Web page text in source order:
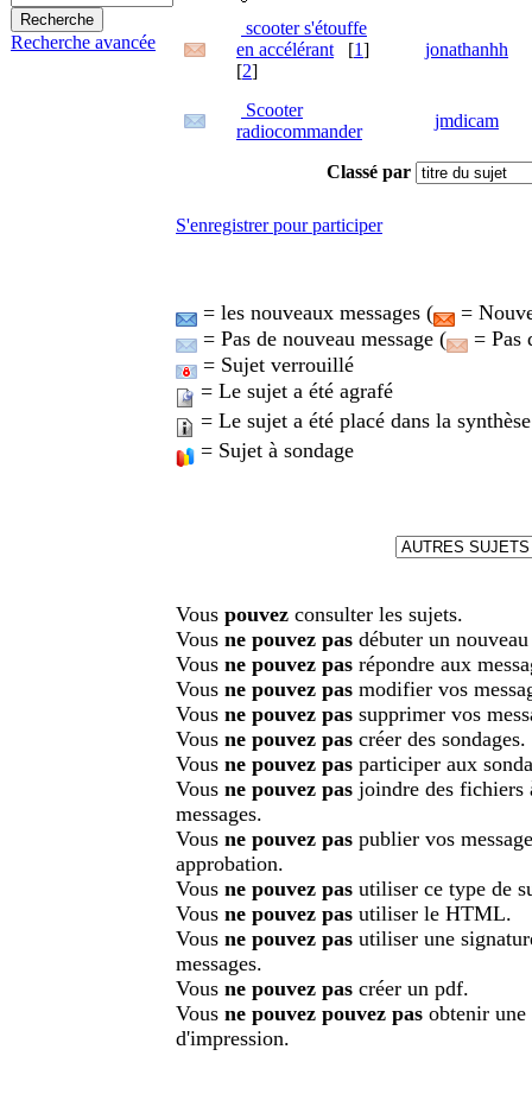
Recherche avancée
scooter s'étouffe
en accélérant [1]
[2]
jonathanhh
Scooter
radiocommander
jmdicam
Classé par
S'enregistrer pour participer
= les nouveaux messages (
=
= Pas de nouveau message (
= Pas
= Sujet verrouillé
= Le sujet a été agrafé
= Le sujet a été placé dans la
= Sujet à sondage
Vous pouvez consulter les sujets.
Vous ne pouvez pas débuter un
Vous ne pouvez pas répondre aux
Vous ne pouvez pas modifier vos
Vous ne pouvez pas supprimer vos
Vous ne pouvez pas créer des sondages.
Vous ne pouvez pas participer aux
Vous ne pouvez pas joindre des fichiers
messages.
Vous ne pouvez pas publier vos
approbation.
Vous ne pouvez pas utiliser ce type de
Vous ne pouvez pas utiliser le HTML.
Vous ne pouvez pas utiliser une
messages.
Vous ne pouvez pas créer un pdf.
Vous ne pouvez pouvez pas obtenir une
d'impression.